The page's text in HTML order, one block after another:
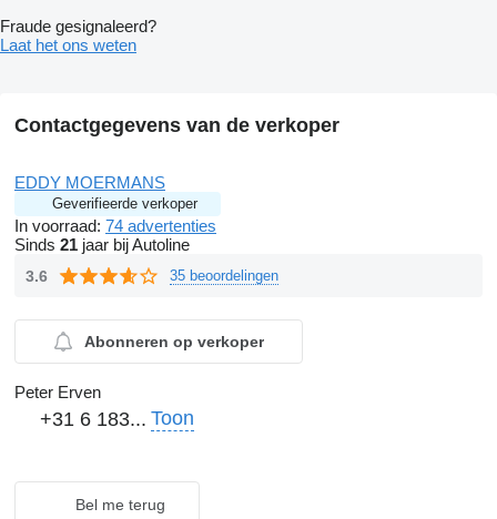
Fraude gesignaleerd?
Laat het ons weten
Contactgegevens van de verkoper
EDDY MOERMANS
Geverifieerde verkoper
In voorraad: 74 advertenties
Sinds 21 jaar bij Autoline
3.6 35 beoordelingen
Abonneren op verkoper
Peter Erven
+31 6 183... Toon
Bel me terug